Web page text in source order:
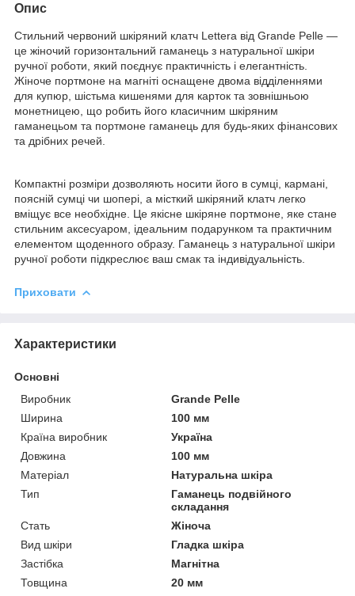
Опис
Стильний червоний шкіряний клатч Lettera від Grande Pelle —
це жіночий горизонтальний гаманець з натуральної шкіри
ручної роботи, який поєднує практичність і елегантність.
Жіноче портмоне на магніті оснащене двома відділеннями
для купюр, шістьма кишенями для карток та зовнішньою
монетницею, що робить його класичним шкіряним
гаманецьом та портмоне гаманець для будь-яких фінансових
та дрібних речей.
Компактні розміри дозволяють носити його в сумці, кармані,
поясній сумці чи шопері, а місткий шкіряний клатч легко
вміщує все необхідне. Це якісне шкіряне портмоне, яке стане
стильним аксесуаром, ідеальним подарунком та практичним
елементом щоденного образу. Гаманець з натуральної шкіри
ручної роботи підкреслює ваш смак та індивідуальність.
Приховати
Характеристики
Основні
Виробник
Grande Pelle
Ширина
100 мм
Країна виробник
Україна
Довжина
100 мм
Матеріал
Натуральна шкіра
Тип
Гаманець подвійного
складання
Стать
Жіноча
Вид шкіри
Гладка шкіра
Застібка
Магнітна
Товщина
20 мм